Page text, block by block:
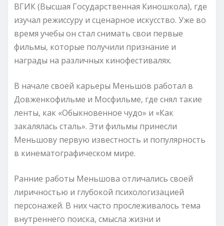
ВГИК (Высшая Государственная Киношкола), где
изучал режиссуру и сценарное искусство. Уже во
время учебы он стал снимать свои первые
фильмы, которые получили признание и
награды на различных кинофестивалях.
В начале своей карьеры Меньшов работал в
Довженкофильме и Мосфильме, где снял такие
ленты, как «Обыкновенное чудо» и «Как
закалялась сталь». Эти фильмы принесли
Меньшову первую известность и популярность
в кинематографическом мире.
Ранние работы Меньшова отличались своей
лиричностью и глубокой психологизацией
персонажей. В них часто прослеживалось тема
внутреннего поиска, смысла жизни и